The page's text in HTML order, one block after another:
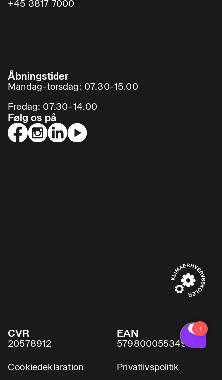
+45 3817 7000
Åbningstider
Mandag–torsdag: 07.30–15.00
Fredag: 07.30–14.00
Følg os på
CVR
20578912
EAN
5798000553491
Cookiedeklaration Privatlivspolitik